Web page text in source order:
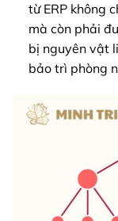
từ ERP không
mà còn phải
bị nguyên vật
bảo trì phòng